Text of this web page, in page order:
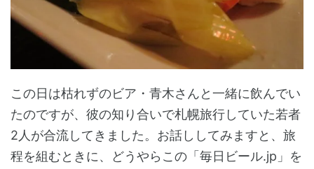
この日は枯れずのビア・青木さんと一緒に飲んでい
たのですが、彼の知り合いで札幌旅行していた若者
2人が合流してきました。お話ししてみますと、旅
程を組むときに、どうやらこの「毎日ビール.jp」を